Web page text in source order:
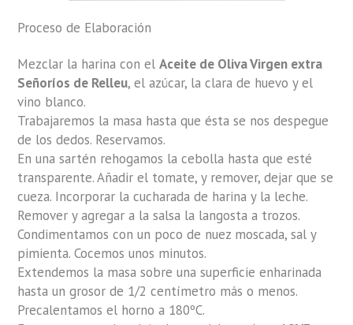
Proceso de Elaboración
Mezclar la harina con elAceite de Oliva Virgen extra
Señoríos de Relleu, el azúcar, la clara de huevo y el
vino blanco.
Trabajaremos la masa hasta que ésta se nos despegue
de los dedos. Reservamos.
En una sartén rehogamos la cebolla hasta que esté
transparente. Añadir el tomate, y remover, dejar que se
cueza. Incorporar la cucharada de harina y la leche.
Remover y agregar a la salsa la langosta a trozos.
Condimentamos con un poco de nuez moscada, sal y
pimienta. Cocemos unos minutos.
Extendemos la masa sobre una superficie enharinada
hasta un grosor de 1/2 centímetro más o menos.
Precalentamos el horno a 180ºC.